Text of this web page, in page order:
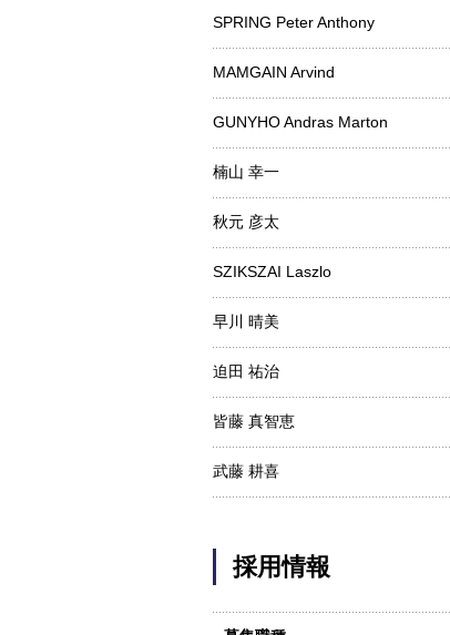
SPRING Peter Anthony
MAMGAIN Arvind
GUNYHO Andras Marton
楠山 幸一
秋元 彦太
SZIKSZAI Laszlo
早川 晴美
迫田 祐治
皆藤 真智恵
武藤 耕喜
採用情報